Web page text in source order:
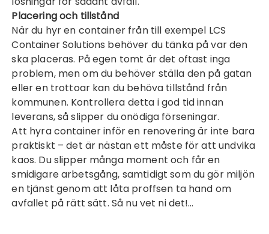
Placering och tillstånd
När du hyr en container från till exempel LCS
Container Solutions behöver du tänka på var den
ska placeras. På egen tomt är det oftast inga
problem, men om du behöver ställa den på gatan
eller en trottoar kan du behöva tillstånd från
kommunen. Kontrollera detta i god tid innan
leverans, så slipper du onödiga förseningar.
Att hyra container inför en renovering är inte bara
praktiskt – det är nästan ett måste för att undvika
kaos. Du slipper många moment och får en
smidigare arbetsgång, samtidigt som du gör miljön
en tjänst genom att låta proffsen ta hand om
avfallet på rätt sätt. Så nu vet ni det!…